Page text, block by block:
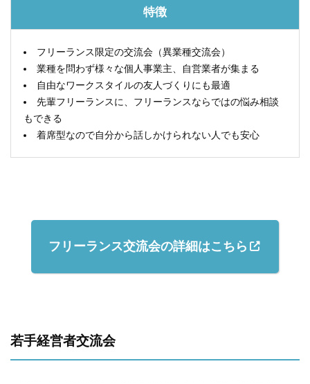
特徴
フリーランス限定の交流会（異業種交流会）
業種を問わず様々な個人事業主、自営業者が集まる
自由なワークスタイルの友人づくりにも最適
先輩フリーランスに、フリーランスならではの悩み相談
もできる
着席型なので自分から話しかけられない人でも安心
フリーランス交流会の詳細はこちら
若手経営者交流会